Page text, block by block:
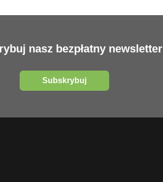
nasz bezpłatny newsletter
Subskrybuj